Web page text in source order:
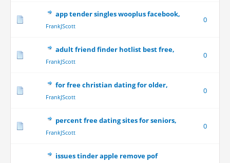
app tender singles wooplus facebook,
FrankJScott
0
adult friend finder hotlist best free,
FrankJScott
0
for free christian dating for older,
FrankJScott
0
percent free dating sites for seniors,
FrankJScott
0
issues tinder apple remove pof